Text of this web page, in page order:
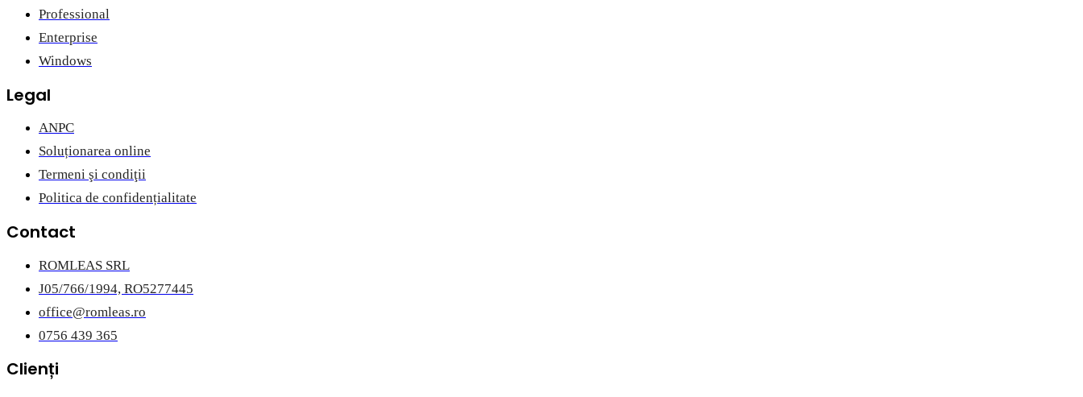
Professional
Enterprise
Windows
Legal
ANPC
Soluționarea online
Termeni şi condiţii
Politica de confidențialitate
Contact
ROMLEAS SRL
J05/766/1994, RO5277445
office@romleas.ro
0756 439 365
Clienți